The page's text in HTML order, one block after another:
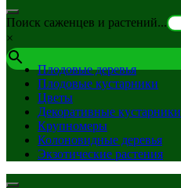
Поиск саженцев и растений...
×
Плодовые деревья
Плодовые кустарники
Цветы
Декоративные кустарники
Крупномеры
Колоновидные деревья
Экзотические растения